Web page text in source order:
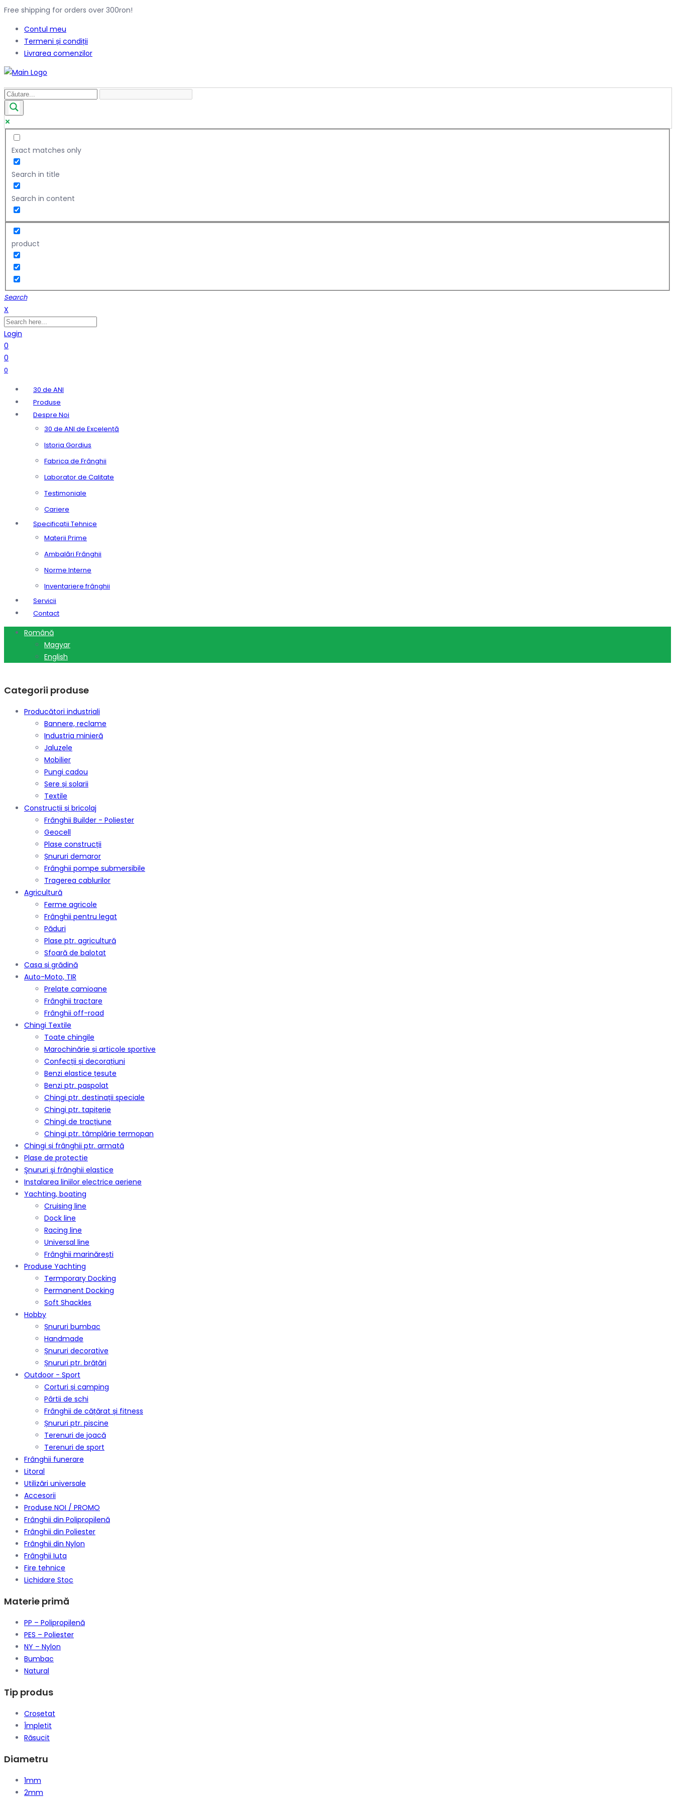
Free shipping for orders over 300ron!
Contul meu
Termeni și condiții
Livrarea comenzilor
Exact matches only
Search in title
Search in content
product
Search
X
Login
0
0
0
30 de ANI
Produse
Despre Noi
30 de ANI de Excelență
Istoria Gordius
Fabrica de Frânghii
Laborator de Calitate
Testimoniale
Cariere
Specificații Tehnice
Materii Prime
Ambalări Frânghii
Norme Interne
Inventariere frânghii
Servicii
Contact
Română
Magyar
English
Categorii produse
Producători industriali
Bannere, reclame
Industria minieră
Jaluzele
Mobilier
Pungi cadou
Sere și solarii
Textile
Construcții și bricolaj
Frânghii Builder - Poliester
Geocell
Plase construcții
Șnururi demaror
Frânghii pompe submersibile
Tragerea cablurilor
Agricultură
Ferme agricole
Frânghii pentru legat
Păduri
Plase ptr. agricultură
Sfoară de balotat
Casa și grădină
Auto-Moto, TIR
Prelate camioane
Frânghii tractare
Frânghii off-road
Chingi Textile
Toate chingile
Marochinărie și articole sportive
Confecții și decorațiuni
Benzi elastice țesute
Benzi ptr. paspolat
Chingi ptr. destinații speciale
Chingi ptr. tapițerie
Chingi de tracțiune
Chingi ptr. tâmplărie termopan
Chingi și frânghii ptr. armată
Plase de protectie
Şnururi şi frânghii elastice
Instalarea liniilor electrice aeriene
Yachting, boating
Cruising line
Dock line
Racing line
Universal line
Frânghii marinărești
Produse Yachting
Termporary Docking
Permanent Docking
Soft Shackles
Hobby
Șnururi bumbac
Handmade
Șnururi decorative
Șnururi ptr. brățări
Outdoor - Sport
Corturi și camping
Pârtii de schi
Frânghii de cățărat și fitness
Șnururi ptr. piscine
Terenuri de joacă
Terenuri de sport
Frânghii funerare
Litoral
Utilizări universale
Accesorii
Produse NOI / PROMO
Frânghii din Polipropilenă
Frânghii din Poliester
Frânghii din Nylon
Frânghii Iuta
Fire tehnice
Lichidare Stoc
Materie primă
PP – Polipropilenă
PES – Poliester
NY – Nylon
Bumbac
Natural
Tip produs
Croșetat
Împletit
Răsucit
Diametru
1mm
2mm